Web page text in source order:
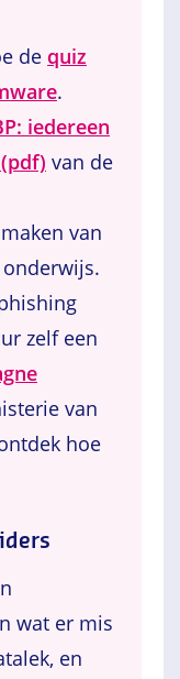
de quiz
.
iedereen
van de
van
zelf een
van
hoe
wat er mis
en